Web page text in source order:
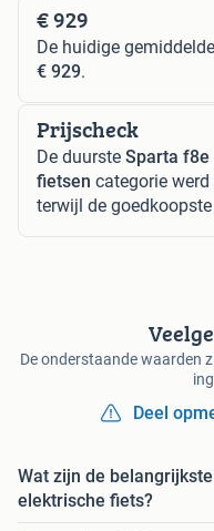
€ 929
De huidige
€ 929.
Prijscheck
De duurste Sparta f8e
fietsen categorie
terwijl de
De onderstaande waarden
Deel
Wat zijn de
elektrische fiets?